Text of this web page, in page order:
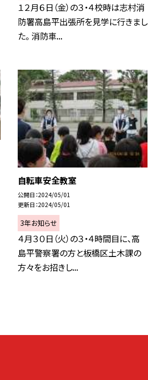
１２月６日（金）の３・４校時は志村消
防署高島平出張所を見学に行きまし
た。 消防車...
自転車安全教室
公開日 2024/05/01
更新日 2024/05/01
3年お知らせ
４月３０日（火）の３・４時間目に、高
島平警察署の方と板橋区土木課の
方々をお招きし...